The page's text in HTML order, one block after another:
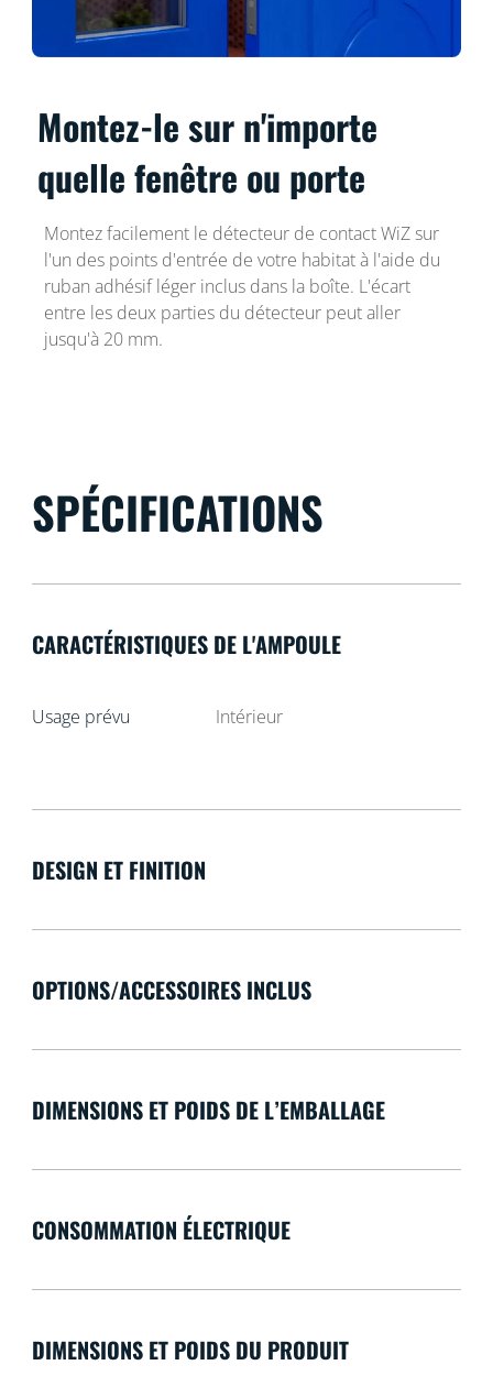
Montez-le sur n'importe
quelle fenêtre ou porte
Montez facilement le détecteur de contact WiZ sur
l'un des points d'entrée de votre habitat à l'aide du
ruban adhésif léger inclus dans la boîte​. L'écart
entre les deux parties du détecteur peut aller
jusqu'à 20 mm.
SPÉCIFICATIONS
CARACTÉRISTIQUES DE L'AMPOULE
Usage prévu Intérieur
DESIGN ET FINITION
OPTIONS/ACCESSOIRES INCLUS
DIMENSIONS ET POIDS DE L’EMBALLAGE
CONSOMMATION ÉLECTRIQUE
DIMENSIONS ET POIDS DU PRODUIT